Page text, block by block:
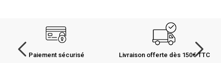
Paiement sécurisé Livraison offerte dès 150€ TTC